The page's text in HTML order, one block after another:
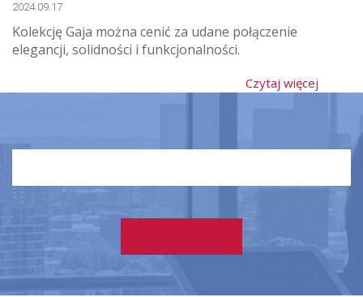
2024.09.17
Kolekcję Gaja można cenić za udane połączenie
elegancji, solidności i funkcjonalności.
Czytaj więcej